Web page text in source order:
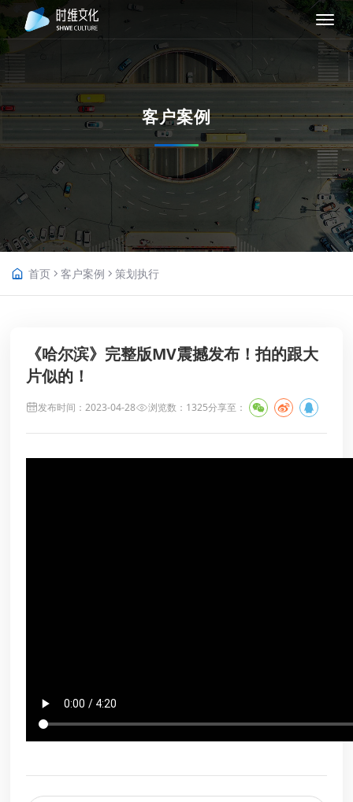
客户案例
首页 客户案例 策划执行
《哈尔滨》完整版MV震撼发布！拍的跟大
片似的！
发布时间：2023-04-28 浏览数：1325分享至：